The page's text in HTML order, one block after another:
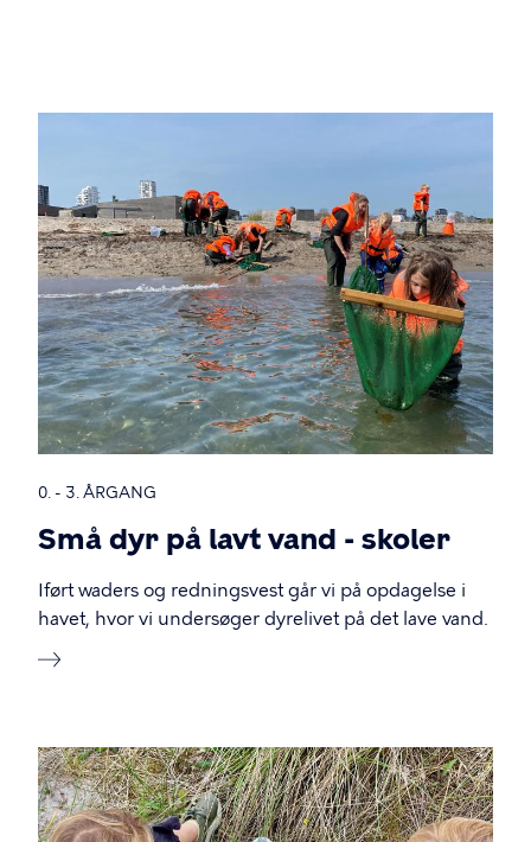
0. - 3. ÅRGANG
Små dyr på lavt vand - skoler
Iført waders og redningsvest går vi på opdagelse i
havet, hvor vi undersøger dyrelivet på det lave vand.